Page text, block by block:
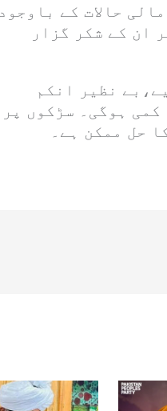
حالات کے باوجود
ان کے شکر گزار
نظیر انکم
ہوگی۔ سڑکوں پر
حل ممکن ہے۔